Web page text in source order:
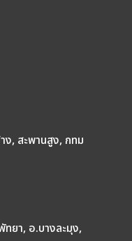
ง, สะพานสูง, กทม
ยา, อ.บางละมุง,